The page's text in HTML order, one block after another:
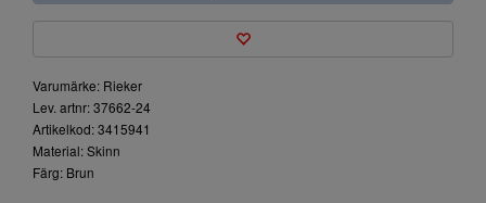
Varumärke: Rieker
Lev. artnr: 37662-24
Artikelkod: 3415941
Material: Skinn
Färg: Brun